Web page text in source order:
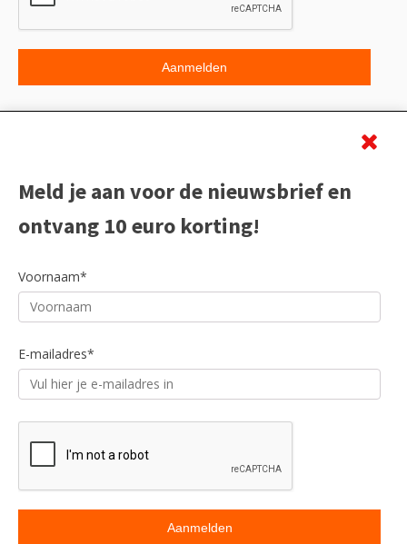
Meld je aan voor de nieuwsbrief en
ontvang 10 euro korting!
Voornaam*
E-mailadres*